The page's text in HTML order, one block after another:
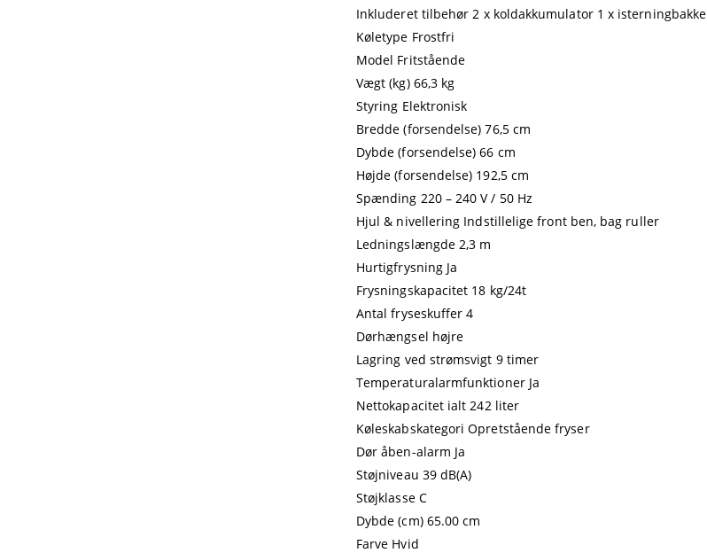
Inkluderet tilbehør 2 x koldakkumulator 1 x isterningbakke
Køletype Frostfri
Model Fritstående
Vægt (kg) 66,3 kg
Styring Elektronisk
Bredde (forsendelse) 76,5 cm
Dybde (forsendelse) 66 cm
Højde (forsendelse) 192,5 cm
Spænding 220 – 240 V / 50 Hz
Hjul & nivellering Indstillelige front ben, bag ruller
Ledningslængde 2,3 m
Hurtigfrysning Ja
Frysningskapacitet 18 kg/24t
Antal fryseskuffer 4
Dørhængsel højre
Lagring ved strømsvigt 9 timer
Temperaturalarmfunktioner Ja
Nettokapacitet ialt 242 liter
Køleskabskategori Opretstående fryser
Dør åben-alarm Ja
Støjniveau 39 dB(A)
Støjklasse C
Dybde (cm) 65.00 cm
Farve Hvid